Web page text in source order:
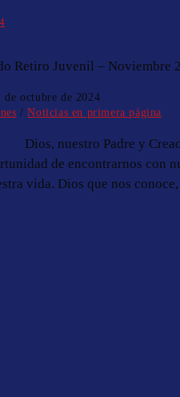
de octubre de 2024
/ Noticias en primera página
Dios, nuestro Padre y
de encontrarnos con
vida. Dios que nos